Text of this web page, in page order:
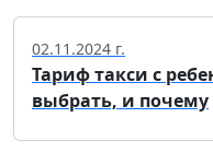
02.11.2024 г.
Тариф такси с
выбрать, и почему